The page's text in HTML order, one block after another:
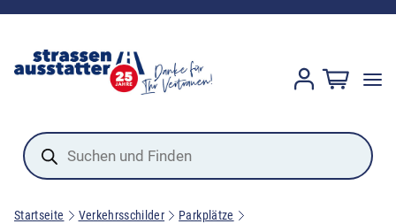
Products
search
Startseite Verkehrsschilder
Parkplätze